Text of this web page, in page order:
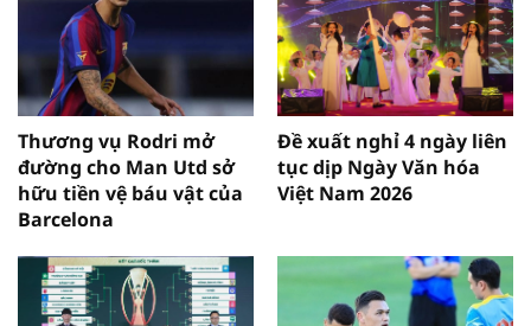
Thương vụ Rodri mở
đường cho Man Utd sở
hữu tiền vệ báu vật của
Barcelona
Đề xuất nghỉ 4 ngày liên
tục dịp Ngày Văn hóa
Việt Nam 2026